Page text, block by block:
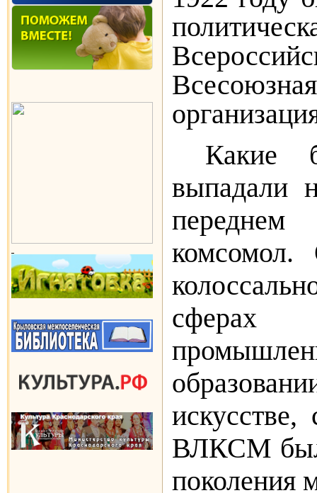
Какие
выпадали
комсомол.
ВЛКСМ
поколения